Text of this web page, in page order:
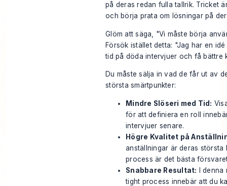
på deras redan fulla tallrik. Tricket
och börja prata om lösningar på
Glöm att säga, "Vi måste börja
Försök istället detta: "Jag har en
tid på döda intervjuer och få bättre
Du måste sälja in vad de får ut av
största smärtpunkter:
Mindre Slöseri med Tid:
för att definiera en roll
intervjuer senare.
Högre Kvalitet på
anställningar är deras största
process är det bästa
Snabbare Resultat: I denna
tight process innebär att du